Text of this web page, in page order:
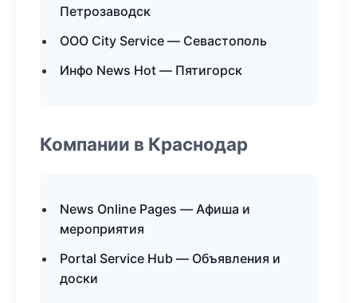
Петрозаводск
ООО City Service — Севастополь
Инфо News Hot — Пятигорск
Компании в Краснодар
News Online Pages — Афиша и
мероприятия
Portal Service Hub — Объявления и
доски